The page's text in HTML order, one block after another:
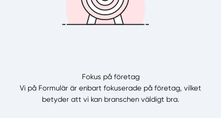
Fokus på företag
Vi på Formulär är enbart fokuserade på företag, vilket
betyder att vi kan branschen väldigt bra.